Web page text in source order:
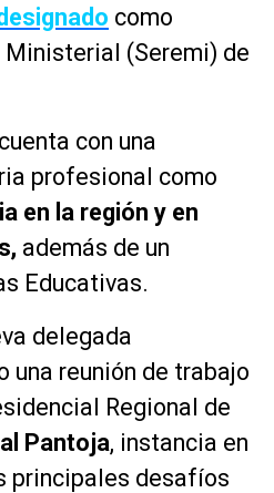
como
(Seremi) de
con una
profesional como
en la región y en
además de un
Educativas.
delegada
una reunión de trabajo
Regional de
Pantoja, instancia en
principales desafíos